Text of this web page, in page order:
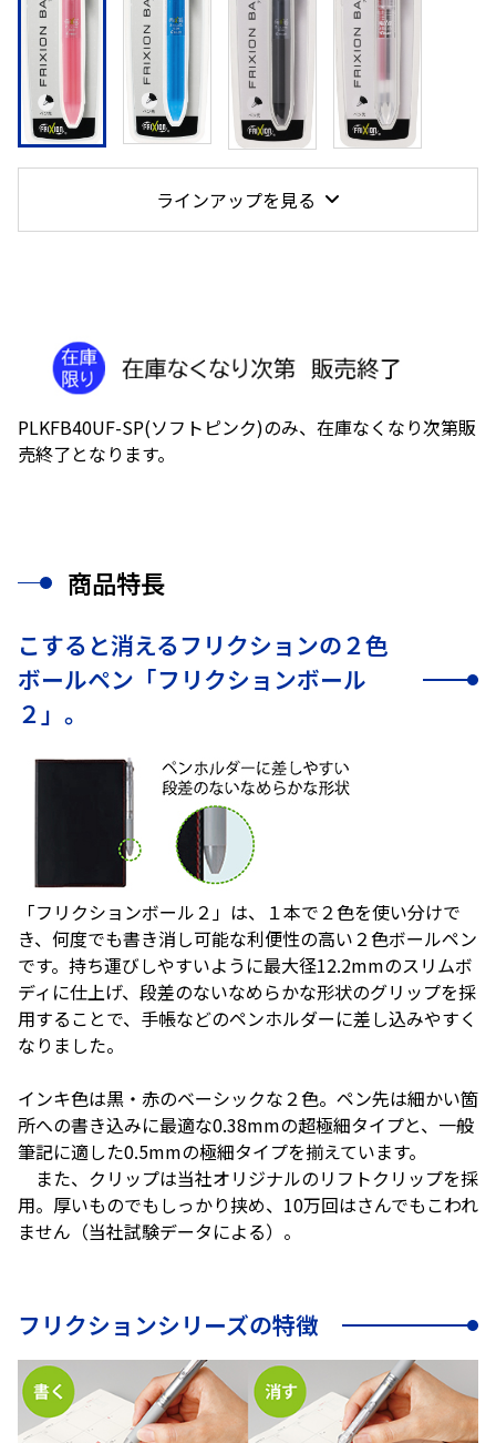
ラインアップを見る
PLKFB40UF-SP(ソフトピンク)のみ、在庫なくなり次第販
売終了となります。
商品特長
こすると消えるフリクションの２色
ボールペン「フリクションボール
２」。
「フリクションボール２」は、１本で２色を使い分けで
き、何度でも書き消し可能な利便性の高い２色ボールペン
です。持ち運びしやすいように最大径12.2mmのスリムボ
ディに仕上げ、段差のないなめらかな形状のグリップを採
用することで、手帳などのペンホルダーに差し込みやすく
なりました。
インキ色は黒・赤のベーシックな２色。ペン先は細かい箇
所への書き込みに最適な0.38mmの超極細タイプと、一般
筆記に適した0.5mmの極細タイプを揃えています。
また、クリップは当社オリジナルのリフトクリップを採
用。厚いものでもしっかり挟め、10万回はさんでもこわれ
ません（当社試験データによる）。
フリクションシリーズの特徴